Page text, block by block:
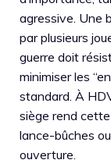
agressive. Une
par plusieurs
guerre doit
minimiser les
standard. À
siège rend
lance-bûches
ouverture.